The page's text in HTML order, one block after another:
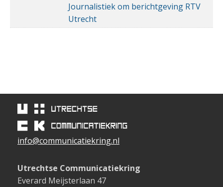
Journalistiek om berichtgeving RTV
Utrecht
info@communicatiekring.nl
Utrechtse Communicatiekring
Everard Meijsterlaan 47